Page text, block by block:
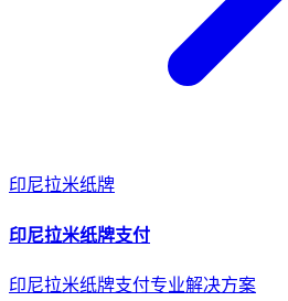
印尼拉米纸牌
印尼拉米纸牌支付
印尼拉米纸牌支付专业解决方案